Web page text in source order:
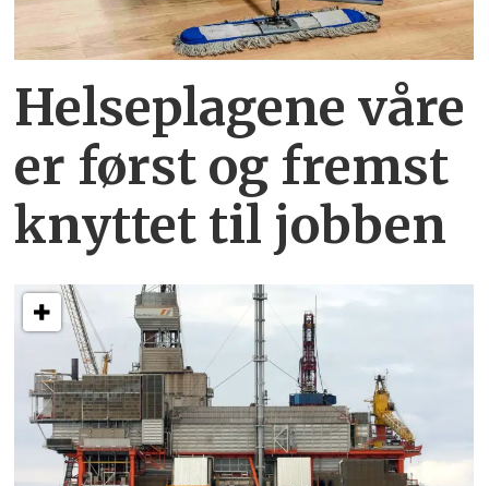
Helseplagene våre
er først og fremst
knyttet til jobben